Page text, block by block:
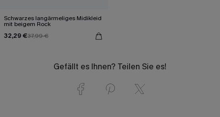
Schwarzes langärmeliges Midikleid
mit beigem Rock
32,29 €37,99 €
Gefällt es Ihnen? Teilen Sie es!